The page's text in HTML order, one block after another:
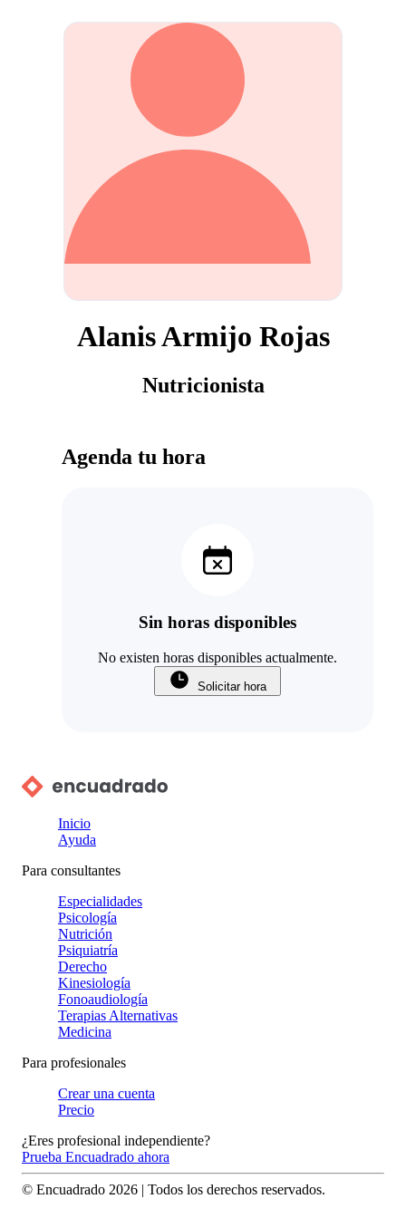
Alanis Armijo Rojas
Nutricionista
Agenda tu hora
Sin horas disponibles
No existen horas disponibles actualmente.
Solicitar hora
Inicio
Ayuda
Para consultantes
Especialidades
Psicología
Nutrición
Psiquiatría
Derecho
Kinesiología
Fonoaudiología
Terapias Alternativas
Medicina
Para profesionales
Crear una cuenta
Precio
¿Eres profesional independiente?
Prueba Encuadrado ahora
© Encuadrado 2026 | Todos los derechos reservados.